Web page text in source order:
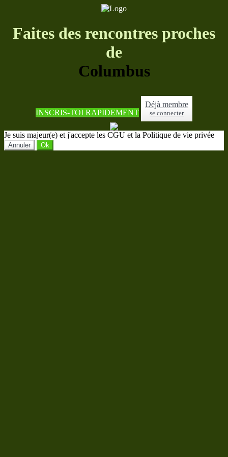
Faites des rencontres proches
de
Columbus
INSCRIS-TOI RAPIDEMENT
Déjà membre
se connecter
Je suis majeur(e) et j'accepte les CGU et la Politique de vie privée
Annuler Ok